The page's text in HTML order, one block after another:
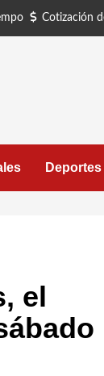
Cotización
Deportes
el